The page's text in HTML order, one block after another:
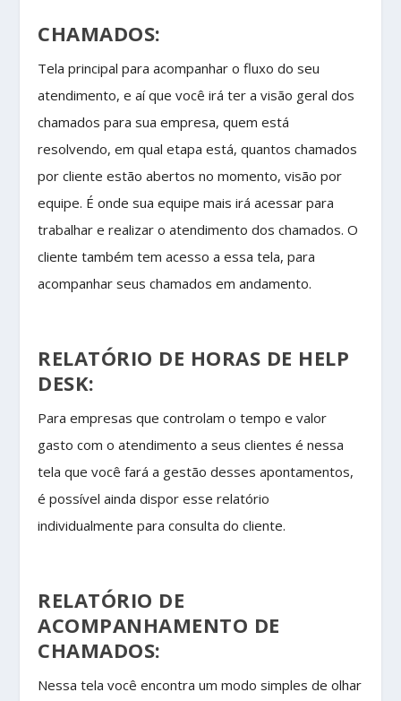
CHAMADOS:
Tela principal para acompanhar o fluxo do seu
atendimento, e aí que você irá ter a visão geral dos
chamados para sua empresa, quem está
resolvendo, em qual etapa está, quantos chamados
por cliente estão abertos no momento, visão por
equipe. É onde sua equipe mais irá acessar para
trabalhar e realizar o atendimento dos chamados. O
cliente também tem acesso a essa tela, para
acompanhar seus chamados em andamento.
RELATÓRIO DE HORAS DE HELP
DESK:
Para empresas que controlam o tempo e valor
gasto com o atendimento a seus clientes é nessa
tela que você fará a gestão desses apontamentos,
é possível ainda dispor esse relatório
individualmente para consulta do cliente.
RELATÓRIO DE
ACOMPANHAMENTO DE
CHAMADOS:
Nessa tela você encontra um modo simples de olhar